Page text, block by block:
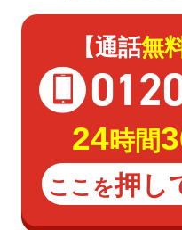
【通話無
24時間
ここを押し